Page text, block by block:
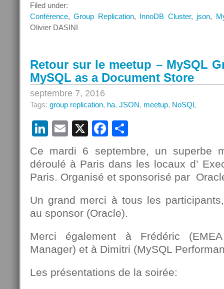
sur
2016
Filed under:
Conférence,Group Replication, InnoDB Cluster, json,
Olivier DASINI
Retour sur le meetup – MySQL
MySQL as a Document Store
septembre 7, 2016
Tags: group replication, ha, JSON, meetup, NoSQL
LinkedIn
Email
X Facebook
Ce mardi 6 septembre, un superbe
déroulé à Paris dans les locaux d’
Paris. Organisé et sponsorisé par
Un grand merci à tous les
au sponsor (Oracle).
Merci également à Frédéric
Manager) et à Dimitri (MySQL
Les présentations de la soirée: